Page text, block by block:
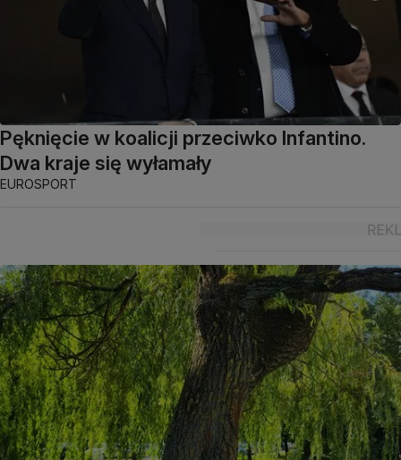
Pęknięcie w koalicji przeciwko Infantino.
Dwa kraje się wyłamały
EUROSPORT